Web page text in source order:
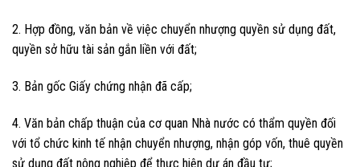
2. Hợp đồng, văn bản về việc chuyển nhượng quyền sử dụng đất,
quyền sở hữu tài sản gắn liền với đất;
3. Bản gốc Giấy chứng nhận đã cấp;
4. Văn bản chấp thuận của cơ quan Nhà nước có thẩm quyền đối
với tổ chức kinh tế nhận chuyển nhượng, nhận góp vốn, thuê quyền
sử dụng đất nông nghiệp để thực hiện dự án đầu tư;